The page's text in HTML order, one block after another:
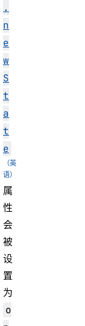
.
n
e
w
S
t
a
t
e
属
性
会
被
设
置
为
o